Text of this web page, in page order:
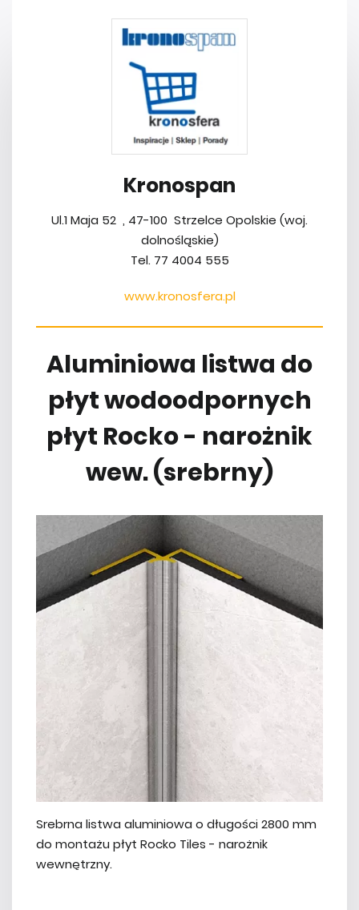
Kronospan
Ul.1 Maja 52 , 47-100 Strzelce Opolskie (woj.
dolnośląskie)
Tel. 77 4004 555
www.kronosfera.pl
Aluminiowa listwa do
płyt wodoodpornych
płyt Rocko - narożnik
wew. (srebrny)
Srebrna listwa aluminiowa o długości 2800 mm
do montażu płyt Rocko Tiles - narożnik
wewnętrzny.